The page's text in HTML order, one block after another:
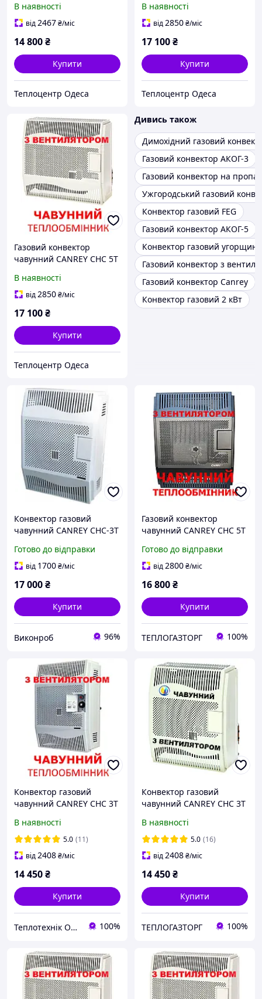
вентилятором
В наявності
від2467₴/міс
14 800₴
Купити
Теплоцентр Одеса
вентилятором чорний
В наявності
від2850₴/міс
17 100₴
Купити
Теплоцентр Одеса
Газовий конвектор
чавунний CANREY CHC 5T
вентилятором
В наявності
від2850₴/міс
17 100₴
Купити
Теплоцентр Одеса
Дивись також
Димохідний газовий
Газовий конвектор АКОГ-3
Газовий конвектор на
Ужгородський газовий
Конвектор газовий FEG
Газовий конвектор АКОГ-5
Конвектор газовий угорщина
Газовий конвектор з
Газовий конвектор Canrey
Конвектор газовий 2 кВт
Конвектор газовий
чавунний CANREY CHC-3T
Готово до відправки
від 1700₴/міс
17 000₴
Купити
Виконроб 96%
Газовий конвектор
чавунний CANREY CHC 5T
вентилятором чорний
Готово до відправки
від2800₴/міс
16 800₴
Купити
ТЕПЛОГАЗТОРГ 100%
Конвектор газовий
чавунний CANREY CHC 3T
вентилятором
В наявності
5.0 (11)
від2408₴/міс
14 450₴
Купити
Теплотехнік Одеса 100%
Конвектор газовий
чавунний CANREY CHC 3T
вентилятором
В наявності
5.0 (16)
від2408₴/міс
14 450₴
Купити
ТЕПЛОГАЗТОРГ 100%